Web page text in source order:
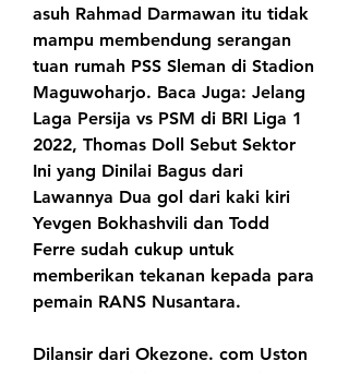
asuh Rahmad Darmawan itu tidak
mampu membendung serangan
tuan rumah PSS Sleman di Stadion
Maguwoharjo. Baca Juga: Jelang
Laga Persija vs PSM di BRI Liga 1
2022, Thomas Doll Sebut Sektor
Ini yang Dinilai Bagus dari
Lawannya Dua gol dari kaki kiri
Yevgen Bokhashvili dan Todd
Ferre sudah cukup untuk
memberikan tekanan kepada para
pemain RANS Nusantara.
Dilansir dari Okezone. com Uston